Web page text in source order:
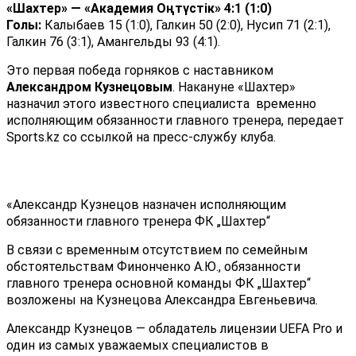
«Шахтер» — «Академия Оңтүстік» 4:1 (1:0)
Голы: Калыбаев 15 (1:0), Галкин 50 (2:0), Нусип 71 (2:1),
Галкин 76 (3:1), Амангельды 93 (4:1).
Это первая победа горняков с наставником
Александром Кузнецовым. Накануне «Шахтер»
назначил этого известного специалиста временно
исполняющим обязанности главного тренера, передает
Sports.kz со ссылкой на пресс-службу клуба.
«Александр Кузнецов назначен исполняющим
обязанности главного тренера ФК „Шахтер“
В связи с временным отсутствием по семейным
обстоятельствам Финонченко А.Ю., обязанности
главного тренера основной команды ФК „Шахтер“
возложены на Кузнецова Александра Евгеньевича.
Александр Кузнецов — обладатель лицензии UEFA Pro и
один из самых уважаемых специалистов в